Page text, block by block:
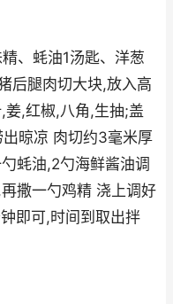
、蚝油1汤匙、洋葱
后腿肉切大块,放入高
姜,红椒,八角,生抽;盖
晾凉 肉切约3毫米厚
蚝油,2勺海鲜酱油调
撒一勺鸡精 浇上调好
即可,时间到取出拌